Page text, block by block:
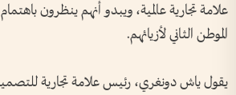
علامة تجارية عالمية، ويبدو أنهم ينظرون باهتمام
الموطن الثاني لأزيائهم.
يقول ياش دونغري، رئيس علامة تجارية